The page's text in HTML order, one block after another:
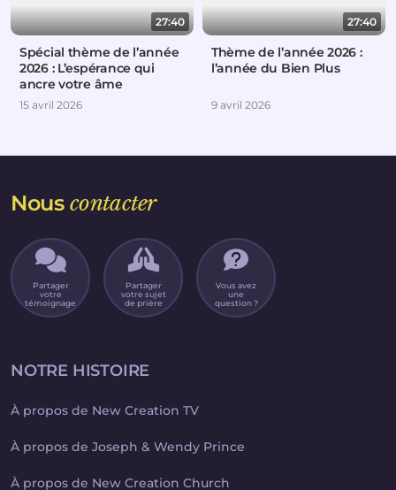
27:40
Spécial thème de l’année
2026 : L’espérance qui
ancre votre âme
15 avril 2026
27:40
Thème de l’année 2026 :
l’année du Bien Plus
9 avril 2026
Nouscontacter
Partager
votre
témoignage
Partager
votre sujet
de prière
Vous avez
une
question ?
NOTRE HISTOIRE
À propos de New Creation TV
À propos de Joseph & Wendy Prince
À propos de New Creation Church